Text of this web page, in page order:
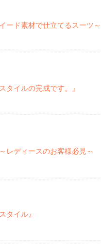
ード素材で仕立てるスーツ～
タイルの完成です。』
レディースのお客様必見～
タイル』